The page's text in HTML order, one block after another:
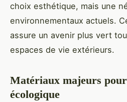
choix esthétique, mais une
environnementaux actuels.
assure un avenir plus vert
espaces de vie extérieurs.
Matériaux majeurs
écologique